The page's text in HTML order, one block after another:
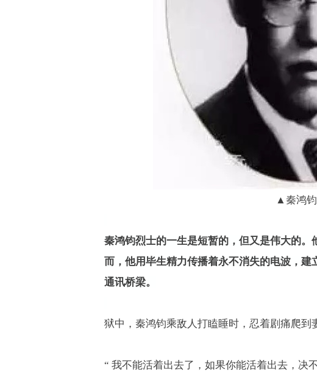
▲秦鸿
秦鸿钧烈士的一生是短暂的，但又是伟大的
而，他用毕生精力传播着永不消失的电波，
通讯桥梁。
狱中，秦鸿钧乘敌人打瞌睡时，忍着剧痛爬到
“ 我不能活着出去了，如果你能活着出去，决